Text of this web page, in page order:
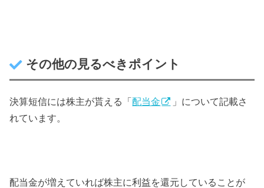
その他の見るべきポイント
決算短信には株主が貰える「配当金
」について記載さ
れています。
配当金が増えていれば株主に利益を還元していることが